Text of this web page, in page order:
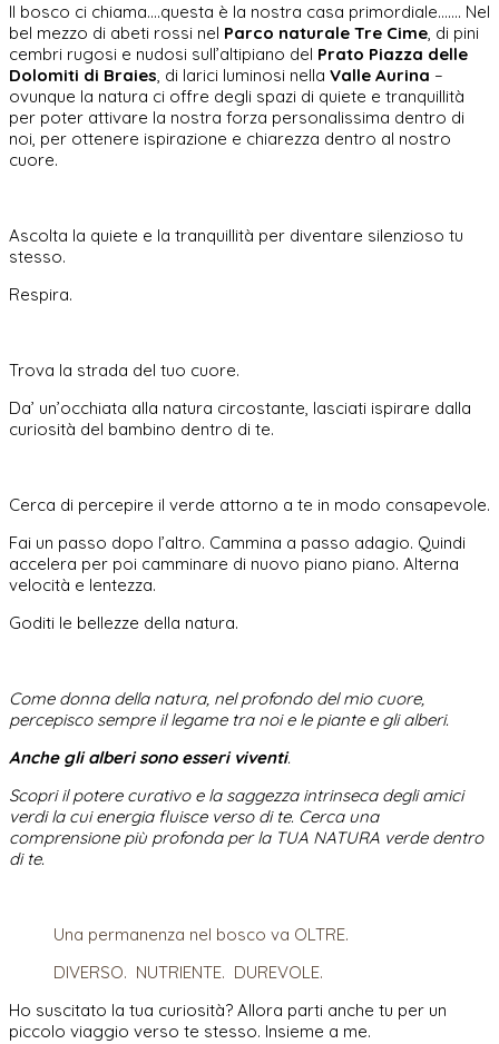
Il bosco ci chiama….questa è la nostra casa primordiale……. Nel
bel mezzo di abeti rossi nel Parco naturale Tre Cime, di pini
cembri rugosi e nudosi sull’altipiano del Prato Piazza delle
Dolomiti di Braies, di larici luminosi nella Valle Aurina –
ovunque la natura ci offre degli spazi di quiete e tranquillità
per poter attivare la nostra forza personalissima dentro di
noi, per ottenere ispirazione e chiarezza dentro al nostro
cuore.
Ascolta la quiete e la tranquillità per diventare silenzioso tu
stesso.
Respira.
Trova la strada del tuo cuore.
Da’ un’occhiata alla natura circostante, lasciati ispirare dalla
curiosità del bambino dentro di te.
Cerca di percepire il verde attorno a te in modo consapevole.
Fai un passo dopo l’altro. Cammina a passo adagio. Quindi
accelera per poi camminare di nuovo piano piano. Alterna
velocità e lentezza.
Goditi le bellezze della natura.
Come donna della natura, nel profondo del mio cuore,
percepisco sempre il legame tra noi e le piante e gli alberi.
Anche gli alberi sono esseri viventi.
Scopri il potere curativo e la saggezza intrinseca degli amici
verdi la cui energia fluisce verso di te. Cerca una
comprensione più profonda per la TUA NATURA verde dentro
di te.
Una permanenza nel bosco va OLTRE.
DIVERSO. NUTRIENTE. DUREVOLE.
Ho suscitato la tua curiosità? Allora parti anche tu per un
piccolo viaggio verso te stesso. Insieme a me.